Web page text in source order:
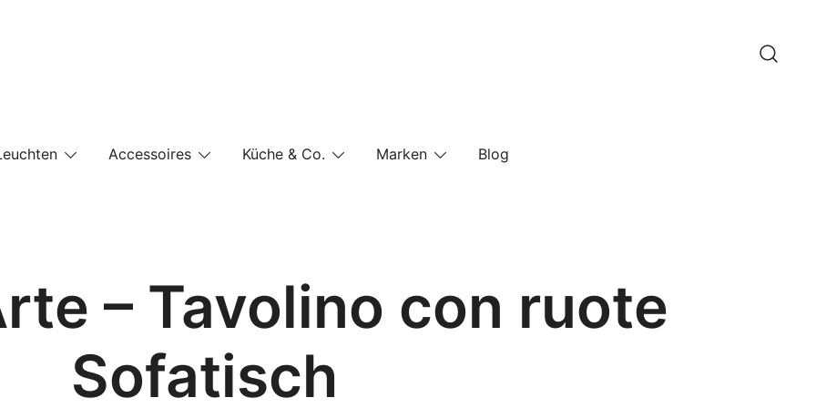
Accessoires Küche & Co. Marken Blog
– Tavolino con ruote
Sofatisch